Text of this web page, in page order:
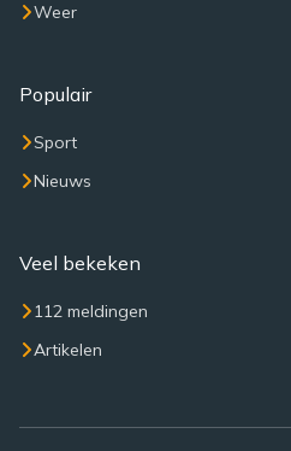
Weer
Populair
Sport
Nieuws
Veel bekeken
112 meldingen
Artikelen